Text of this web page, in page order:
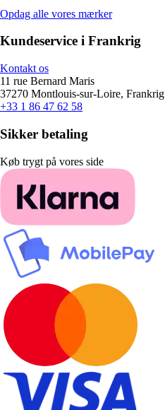
Opdag alle vores mærker
Kundeservice i Frankrig
Kontakt os
11 rue Bernard Maris
37270 Montlouis-sur-Loire, Frankrig
+33 1 86 47 62 58
Sikker betaling
Køb trygt på vores side